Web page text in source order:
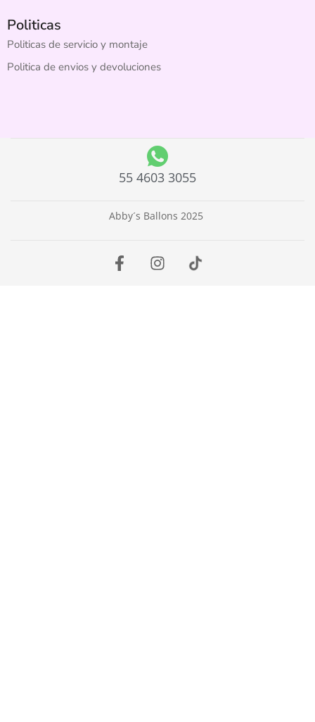
Politicas
Politicas de servicio y montaje
Politica de envios y devoluciones
55 4603 3055
Abby´s Ballons 2025